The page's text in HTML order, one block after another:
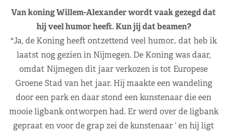
Van koning Willem-Alexander wordt vaak gezegd dat
hij veel humor heeft. Kun jij dat beamen?
"Ja, de Koning heeft ontzettend veel humor.. dat heb ik
laatst nog gezien in Nijmegen. De Koning was daar,
omdat Nijmegen dit jaar verkozen is tot Europese
Groene Stad van het jaar. Hij maakte een wandeling
door een park en daar stond een kunstenaar die een
mooie ligbank ontworpen had. Er werd over de ligbank
gepraat en voor de grap zei de kunstenaar ‘ en hij ligt